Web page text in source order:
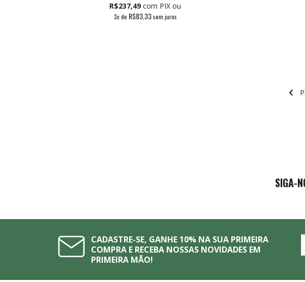
R$237,49 com PIX ou
3x de R$83,33sem juros
SIGA-
CADASTRE-SE, GANHE 10% NA SUA PRIMEIRA
COMPRA E RECEBA NOSSAS NOVIDADES EM
PRIMEIRA MÃO!